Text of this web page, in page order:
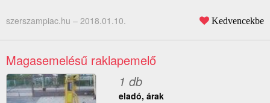
szerszampiac.hu – 2018.01.10. Kedvencekbe
Magasemelésű raklapemelő
1 db
eladó, árak